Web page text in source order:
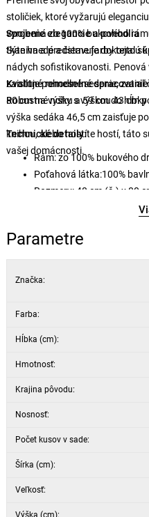
stoličiek, ktoré vyžarujú
vyrobená zo 100% bukového
tkaniva a predstavuje dokonalú
Spojenie elegancie a pohodlia
Sýte hnedé a čierne farby tejto
nádych sofistikovanosti.
zaisťuje pohodlné sedenie, zatiaľ
80 cm na výšku a 59 cm do
Kvalitné remeselné spracovanie
Robustné nohy s výškou 43 cm
výška sedáka 46,5 cm zaisťuje
knihou, alebo hostíte hostí, táto
vašej domácnosti.
Technické detaily:
Rám: zo 100% bukového
Poťahová látka:100%
Rozmery: 48 cm (š.) x 80
Pena: 3 cm / 22 DNS
Farba: hnedá a čierna
Parametre
Značka:
Farba:
Hĺbka (cm):
Hmotnosť:
Krajina pôvodu:
Nosnosť:
Počet kusov v sade:
Šírka (cm):
Veľkosť:
Výška (cm):